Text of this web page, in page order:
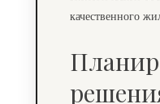
качественного